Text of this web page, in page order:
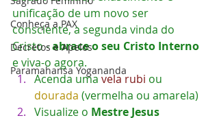
Conheça a PAX
Decretos e Apelos
Paramahansa Yogananda
unificação de um novo ser
consciente, a segunda vinda do
Cristo - abrace o seu Cristo Interno
e viva-o agora.
Acenda uma vela rubi ou
dourada (vermelha ou amarela)
Visualize o Mestre Jesus